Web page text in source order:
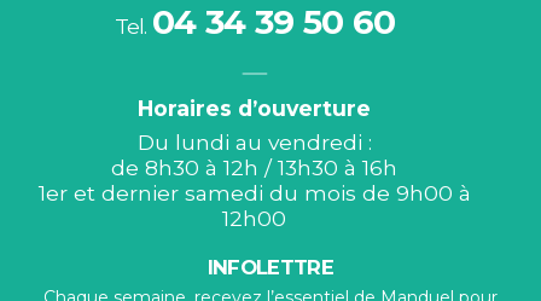
Tel. 04 34 39 50 60
Horaires d’ouverture
Du lundi au vendredi :
de 8h30 à 12h / 13h30 à 16h
1er et dernier samedi du mois de 9h00 à
12h00
INFOLETTRE